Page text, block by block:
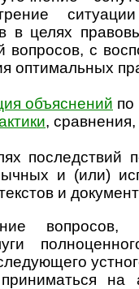
в целях
вопросов, с
оптимальных
объяснений по
,
последствий
и (или)
и
вопросов,
на